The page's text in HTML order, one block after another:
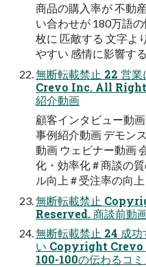
商品の購⼊率が 不動
い合わせが 180万語
枚に 匹敵する ⽂字よ
やすい 感情に影響する
無断転載禁⽌ 22 営
Crevo Inc. All
紹介動画
顧客インタビュー動
事例紹介動画 デモン
動画 ウェビナー動画
化・効率化 # 商談の
ル向上 # 受注率の向上
無断転載禁⽌
Reserved. 商談前動
無断転載禁⽌ 24 成
い Copyright
100-100の伝わるコ